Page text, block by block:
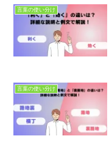
言葉の使い分け
言葉の使い分け